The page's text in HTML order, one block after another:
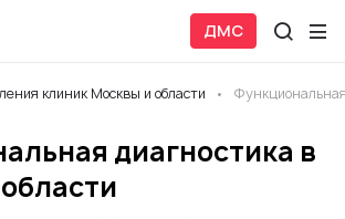
ДМС
клиник Москвы и области
диагностика в